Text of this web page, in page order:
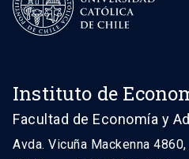
Instituto de
Facultad de Economía y
Avda. Vicuña Mackenna